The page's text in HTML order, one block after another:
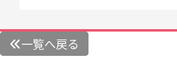
一覧へ戻る